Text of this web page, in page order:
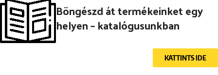
Böngészd át termékeinket egy
helyen – katalógusunkban
KATTINTS IDE